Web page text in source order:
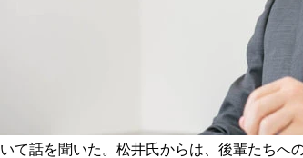
いて話を聞いた。松井氏からは、後輩たちへ